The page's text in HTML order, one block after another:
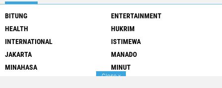
BITUNG
ENTERTAINMENT
HEALTH
HUKRIM
INTERNATIONAL
ISTIMEWA
JAKARTA
MANADO
MINAHASA
MINUT
Closex